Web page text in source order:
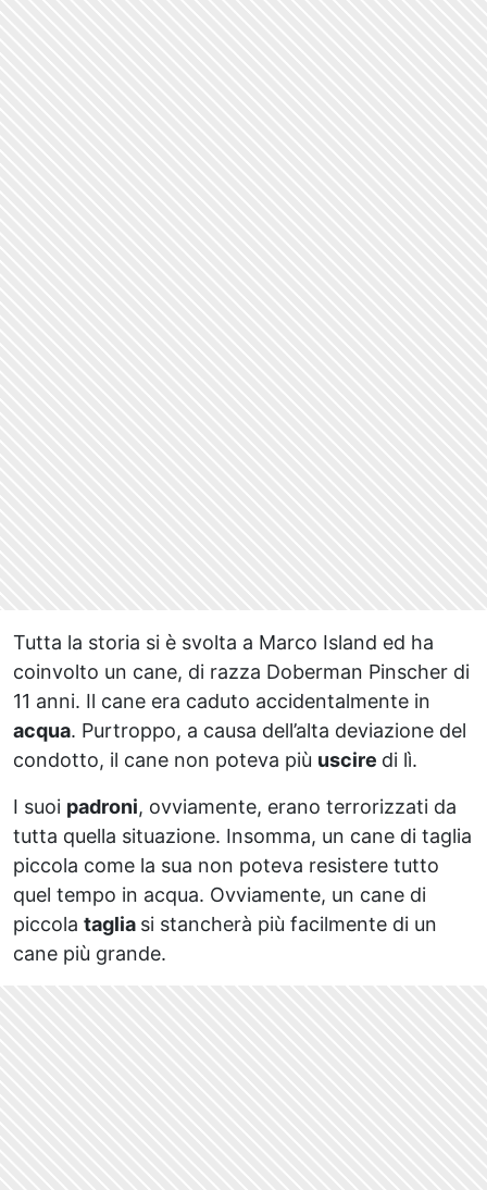
Tutta la storia si è svolta a Marco Island ed ha
coinvolto un cane, di razza Doberman Pinscher di
11 anni. Il cane era caduto accidentalmente in
acqua. Purtroppo, a causa dell’alta deviazione del
condotto, il cane non poteva più uscire di lì.
I suoi padroni, ovviamente, erano terrorizzati da
tutta quella situazione. Insomma, un cane di taglia
piccola come la sua non poteva resistere tutto
quel tempo in acqua. Ovviamente, un cane di
piccola taglia si stancherà più facilmente di un
cane più grande.